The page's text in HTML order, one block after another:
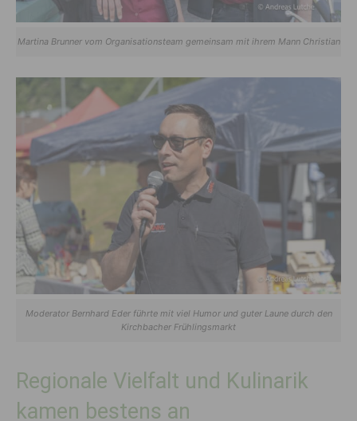
Martina Brunner vom Organisationsteam gemeinsam mit ihrem Mann Christian
Moderator Bernhard Eder führte mit viel Humor und guter Laune durch den
Kirchbacher Frühlingsmarkt
Regionale Vielfalt und Kulinarik
kamen bestens an